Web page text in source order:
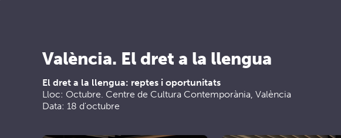
València. El dret a la llengua
El dret a la llengua: reptes i oportunitats
Lloc: Octubre. Centre de Cultura Contemporània, València
Data: 18 d'octubre